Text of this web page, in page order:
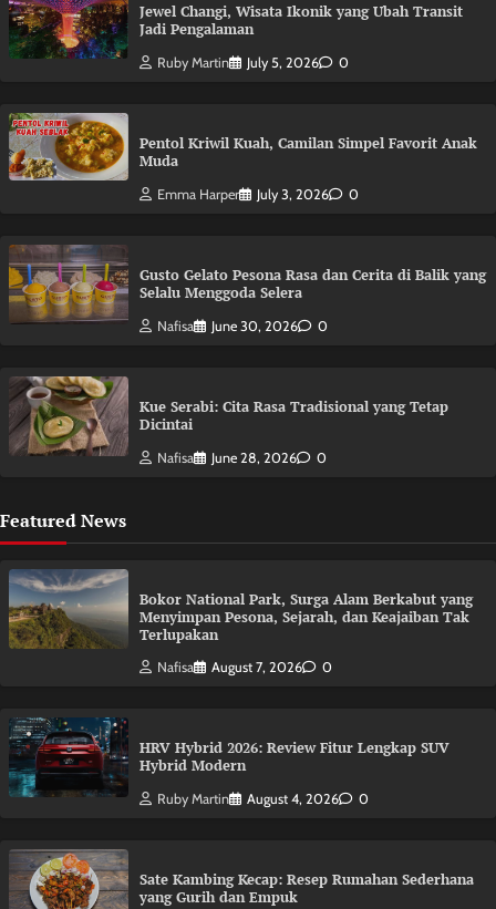
Jewel Changi, Wisata Ikonik yang Ubah Transit
Jadi Pengalaman
Ruby Martin July 5, 2026 0
Pentol Kriwil Kuah, Camilan Simpel Favorit Anak
Muda
Emma Harper July 3, 2026 0
Gusto Gelato Pesona Rasa dan Cerita di Balik yang
Selalu Menggoda Selera
Nafisa June 30, 2026 0
Kue Serabi: Cita Rasa Tradisional yang Tetap
Dicintai
Nafisa June 28, 2026 0
Featured News
Bokor National Park, Surga Alam Berkabut yang
Menyimpan Pesona, Sejarah, dan Keajaiban Tak
Terlupakan
Nafisa August 7, 2026 0
HRV Hybrid 2026: Review Fitur Lengkap SUV
Hybrid Modern
Ruby Martin August 4, 2026 0
Sate Kambing Kecap: Resep Rumahan Sederhana
yang Gurih dan Empuk